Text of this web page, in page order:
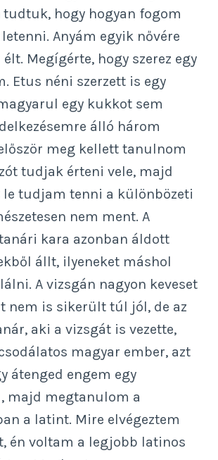
tudtuk, hogy hogyan fogom
Anyám egyik nővére
Megígérte, hogy szerez egy
Etus néni szerzett is egy
egy kukkot sem
álló három
meg kellett tanulnom
tudjak érteni vele, majd
tudjam tenni a különbözeti
nem ment. A
kara azonban áldott
állt, ilyeneket máshol
A vizsgán nagyon keveset
nem is sikerült túl jól, de az
aki a vizsgát is vezette,
magyar ember, azt
átenged engem egy
majd megtanulom a
a latint. Mire elvégeztem
én voltam a legjobb latinos